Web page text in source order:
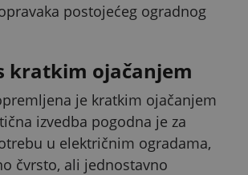
postojećeg ogradnog
kratkim ojačanjem
je kratkim ojačanjem
izvedba pogodna je za
u električnim ogradama,
čvrsto, ali jednostavno